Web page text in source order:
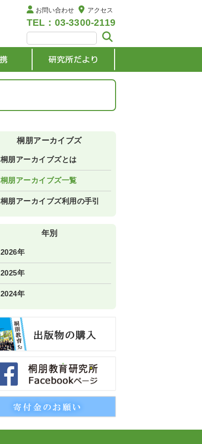
お問い合わせ アクセス
TEL：03-3300-2119
桐朋アーカイブズ
桐朋アーカイブズとは
桐朋アーカイブズ一覧
桐朋アーカイブズ利用の手引
年別
2026年
2025年
2024年